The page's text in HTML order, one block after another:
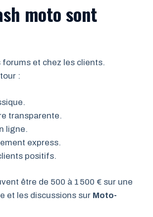
moto sont
forums et chez les clients.
:
transparente.
ligne.
express.
positifs.
être de 500 à 1 500 € sur une
et les discussions sur Moto-